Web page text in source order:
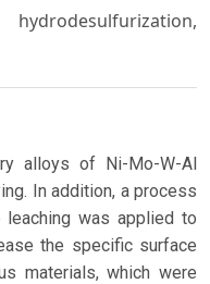
alloys of Ni-Mo-W-Al
In addition, a process
was applied to
the specific surface
materials, which were